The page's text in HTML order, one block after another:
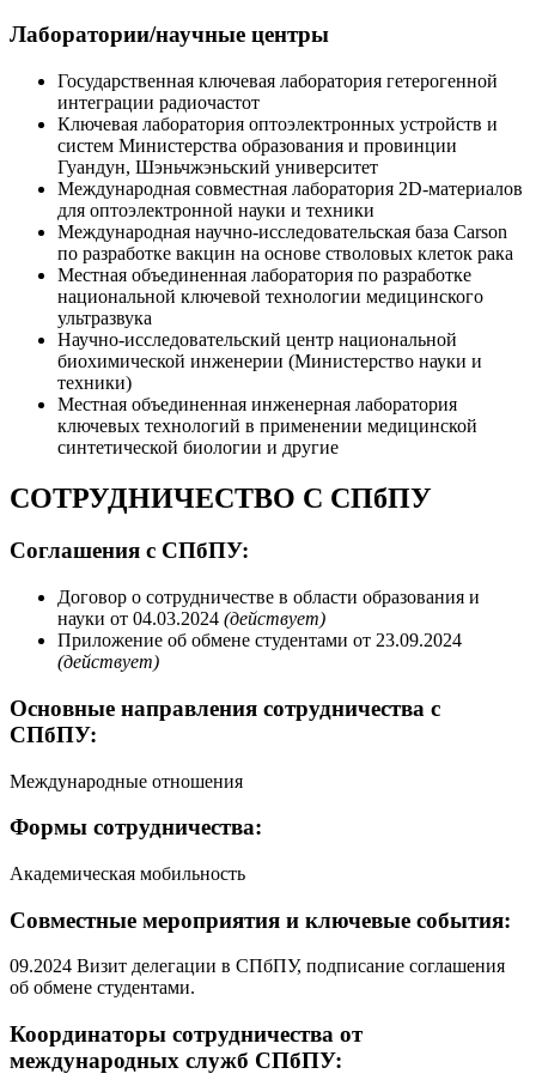
Лаборатории/научные центры
Государственная ключевая лаборатория гетерогенной
интеграции радиочастот
Ключевая лаборатория оптоэлектронных устройств и
систем Министерства образования и провинции
Гуандун, Шэньчжэньский университет
Международная совместная лаборатория 2D-материалов
для оптоэлектронной науки и техники
Международная научно-исследовательская база Carson
по разработке вакцин на основе стволовых клеток рака
Местная объединенная лаборатория по разработке
национальной ключевой технологии медицинского
ультразвука
Научно-исследовательский центр национальной
биохимической инженерии (Министерство науки и
техники)
Местная объединенная инженерная лаборатория
ключевых технологий в применении медицинской
синтетической биологии и другие
СОТРУДНИЧЕСТВО С СПбПУ
Соглашения с СПбПУ:
Договор о сотрудничестве в области образования и
науки от 04.03.2024 (действует)
Приложение об обмене студентами от 23.09.2024
(действует)
Основные направления сотрудничества с
СПбПУ:
Международные отношения
Формы сотрудничества:
Академическая мобильность
Совместные мероприятия и ключевые события:
09.2024 Визит делегации в СПбПУ, подписание соглашения
об обмене студентами.
Координаторы сотрудничества от
международных служб СПбПУ: